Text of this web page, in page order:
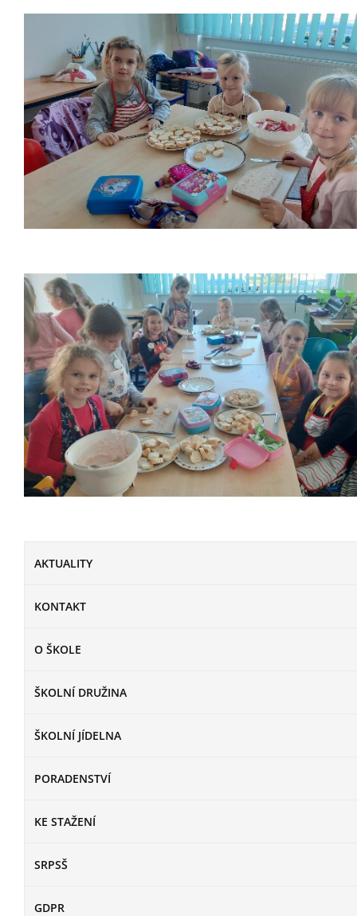
AKTUALITY
KONTAKT
O ŠKOLE
ŠKOLNÍ DRUŽINA
ŠKOLNÍ JÍDELNA
PORADENSTVÍ
KE STAŽENÍ
SRPSŠ
GDPR